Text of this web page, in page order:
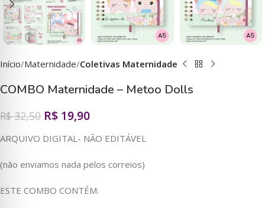
Início Maternidade Coletivas Maternidade
COMBO Maternidade – Metoo Dolls
R$32,50 R$ 19,90
ARQUIVO DIGITAL- NÃO EDITÁVEL
(não enviamos nada pelos correios)
ESTE COMBO CONTÉM: